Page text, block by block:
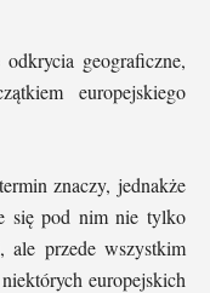
geograficzne,
europejskiego
znaczy, jednakże
się pod nim nie tylko
ale przede wszystkim
europejskich